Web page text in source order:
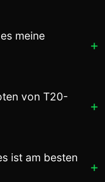
meine
von T20-
ist am besten